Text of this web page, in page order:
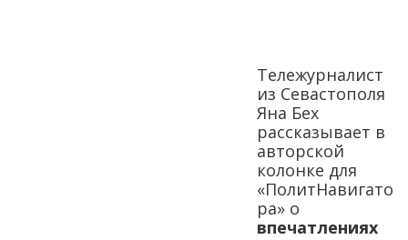
Тележурналист
из Севастополя
Яна Бех
рассказывает в
авторской
колонке для
«ПолитНавигато
ра» о
впечатлениях